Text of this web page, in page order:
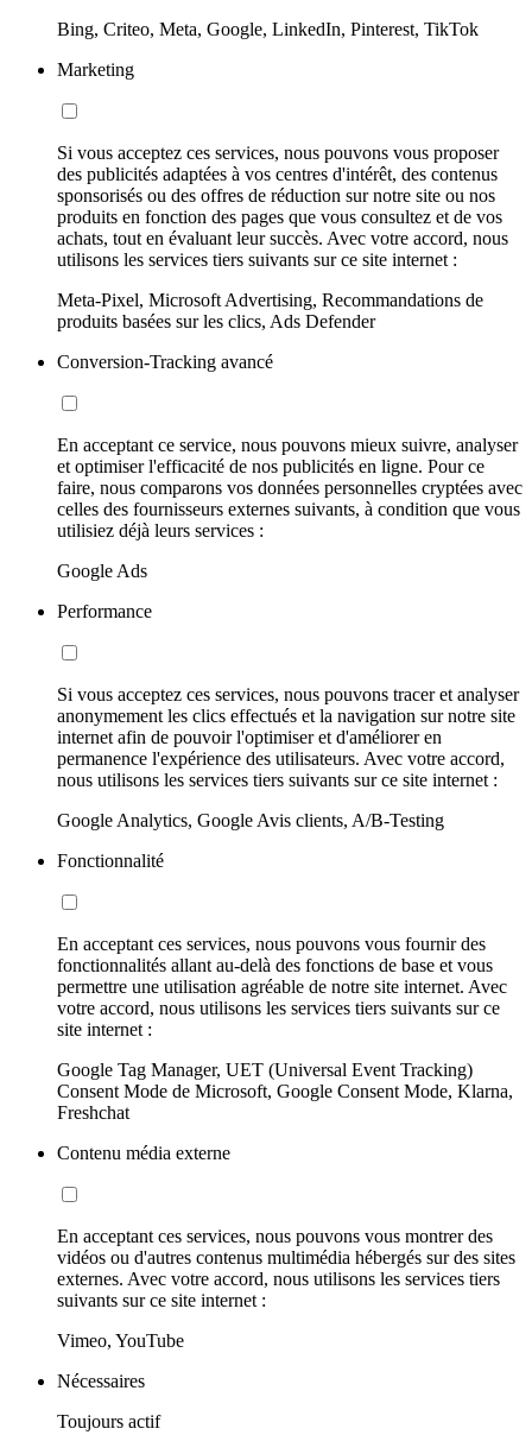
Bing, Criteo, Meta, Google, LinkedIn, Pinterest, TikTok
Marketing
Si vous acceptez ces services, nous pouvons vous proposer
des publicités adaptées à vos centres d'intérêt, des contenus
sponsorisés ou des offres de réduction sur notre site ou nos
produits en fonction des pages que vous consultez et de vos
achats, tout en évaluant leur succès. Avec votre accord, nous
utilisons les services tiers suivants sur ce site internet :
Meta-Pixel, Microsoft Advertising, Recommandations de
produits basées sur les clics, Ads Defender
Conversion-Tracking avancé
En acceptant ce service, nous pouvons mieux suivre, analyser
et optimiser l'efficacité de nos publicités en ligne. Pour ce
faire, nous comparons vos données personnelles cryptées avec
celles des fournisseurs externes suivants, à condition que vous
utilisiez déjà leurs services :
Google Ads
Performance
Si vous acceptez ces services, nous pouvons tracer et analyser
anonymement les clics effectués et la navigation sur notre site
internet afin de pouvoir l'optimiser et d'améliorer en
permanence l'expérience des utilisateurs. Avec votre accord,
nous utilisons les services tiers suivants sur ce site internet :
Google Analytics, Google Avis clients, A/B-Testing
Fonctionnalité
En acceptant ces services, nous pouvons vous fournir des
fonctionnalités allant au-delà des fonctions de base et vous
permettre une utilisation agréable de notre site internet. Avec
votre accord, nous utilisons les services tiers suivants sur ce
site internet :
Google Tag Manager, UET (Universal Event Tracking)
Consent Mode de Microsoft, Google Consent Mode, Klarna,
Freshchat
Contenu média externe
En acceptant ces services, nous pouvons vous montrer des
vidéos ou d'autres contenus multimédia hébergés sur des sites
externes. Avec votre accord, nous utilisons les services tiers
suivants sur ce site internet :
Vimeo, YouTube
Nécessaires
Toujours actif